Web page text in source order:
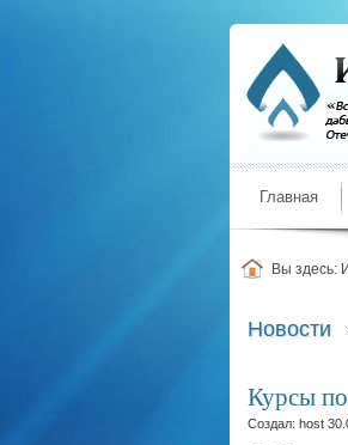
Главная
Вы здесь:
Новости
Курсы
Создал: host